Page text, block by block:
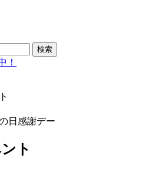
日感謝デー
ト